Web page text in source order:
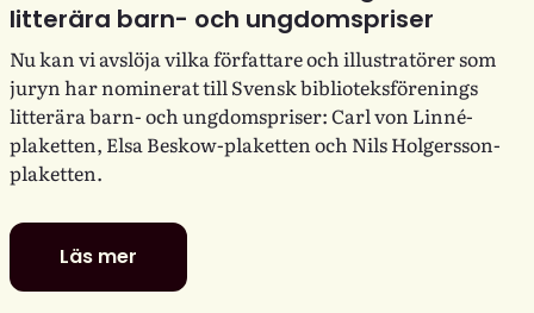
litterära barn- och ungdomspriser
Nu kan vi avslöja vilka författare och illustratörer som
juryn har nominerat till Svensk biblioteksförenings
litterära barn- och ungdomspriser: Carl von Linné-
plaketten, Elsa Beskow-plaketten och Nils Holgersson-
plaketten.
Läs mer
De
är